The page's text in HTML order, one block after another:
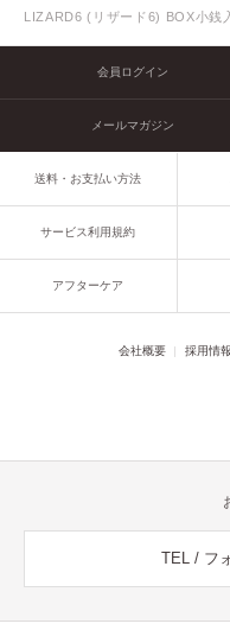
LIZARD6 (リザード6) BOX小銭
会員ログイン
メールマガジン
送料・お支払い方法
サービス利用規約
アフターケア
会社概要 採用情報
TEL / フ